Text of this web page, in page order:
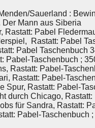
Sauerland :
Der Mann aus Siberia
Rastatt: Pabel
Rastatt: Pabel
Pabel Taschenbuch
Pabel-Taschenbuch ;
Rastatt: Pabel-
Rastatt: Pabel-
Spur, Rastatt: Pabel-
durch Chicago,
für Sandra, Rastatt:
Pabel-Taschenbuch